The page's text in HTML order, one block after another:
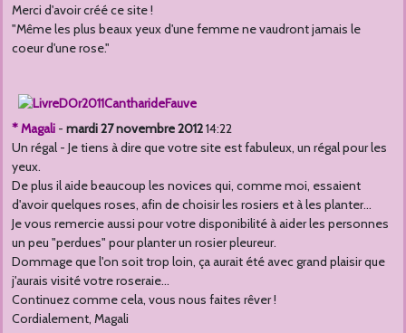
Merci d'avoir créé ce site !
"Même les plus beaux yeux d'une femme ne vaudront jamais le
coeur d'une rose."
* Magali - mardi 27 novembre 201214:22
Un régal - Je tiens à dire que votre site est fabuleux, un régal pour les
yeux.
De plus il aide beaucoup les novices qui, comme moi, essaient
d'avoir quelques roses, afin de choisir les rosiers et à les planter...
Je vous remercie aussi pour votre disponibilité à aider les personnes
un peu "perdues" pour planter un rosier pleureur.
Dommage que l'on soit trop loin, ça aurait été avec grand plaisir que
j'aurais visité votre roseraie...
Continuez comme cela, vous nous faites rêver !
Cordialement, Magali